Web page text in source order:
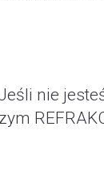
nie